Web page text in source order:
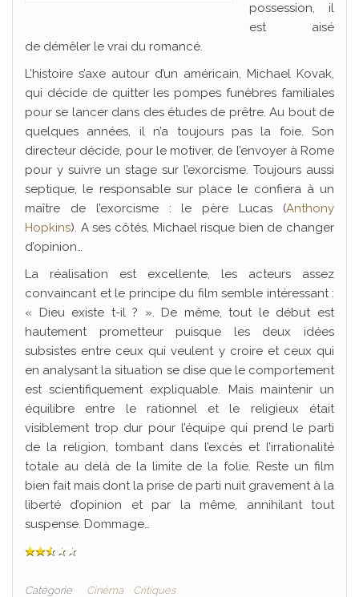
possession, il
est aisé
de démêler le vrai du romancé.
L’histoire s’axe autour d’un américain, Michael Kovak,
qui décide de quitter les pompes funèbres familiales
pour se lancer dans des études de prêtre. Au bout de
quelques années, il n’a toujours pas la foie. Son
directeur décide, pour le motiver, de l’envoyer à Rome
pour y suivre un stage sur l’exorcisme. Toujours aussi
septique, le responsable sur place le confiera à un
maître de l’exorcisme : le père Lucas (Anthony
Hopkins). A ses côtés, Michael risque bien de changer
d’opinion…
La réalisation est excellente, les acteurs assez
convaincant et le principe du film semble intéressant :
« Dieu existe t-il ? ». De même, tout le début est
hautement prometteur puisque les deux idées
subsistes entre ceux qui veulent y croire et ceux qui
en analysant la situation se dise que le comportement
est scientifiquement expliquable. Mais maintenir un
équilibre entre le rationnel et le religieux était
visiblement trop dur pour l’équipe qui prend le parti
de la religion, tombant dans l’excès et l’irrationalité
totale au delà de la limite de la folie. Reste un film
bien fait mais dont la prise de parti nuit gravement à la
liberté d’opinion et par la même, annihilant tout
suspense. Dommage…
Catégorie Cinéma Critiques